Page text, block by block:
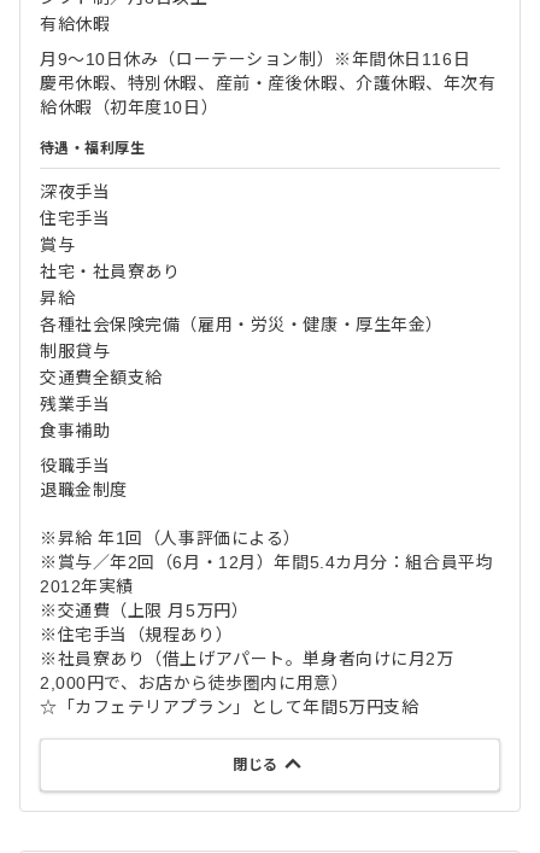
有給休暇
月9～10日休み（ローテーション制）※年間休日116日
慶弔休暇、特別休暇、産前・産後休暇、介護休暇、年次有
給休暇（初年度10日）
待遇・福利厚生
深夜手当
住宅手当
賞与
社宅・社員寮あり
昇給
各種社会保険完備（雇用・労災・健康・厚生年金）
制服貸与
交通費全額支給
残業手当
食事補助
役職手当
退職金制度
※昇給 年1回（人事評価による）
※賞与／年2回（6月・12月）年間5.4カ月分：組合員平均
2012年実績
※交通費（上限 月5万円）
※住宅手当（規程あり）
※社員寮あり（借上げアパート。単身者向けに月2万
2,000円で、お店から徒歩圏内に用意）
☆「カフェテリアプラン」として年間5万円支給
閉じる